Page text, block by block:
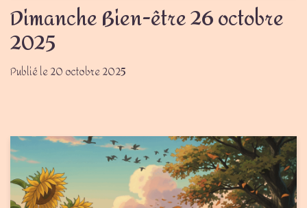
Dimanche Bien-être 26 octobre
2025
20 octobre 2025